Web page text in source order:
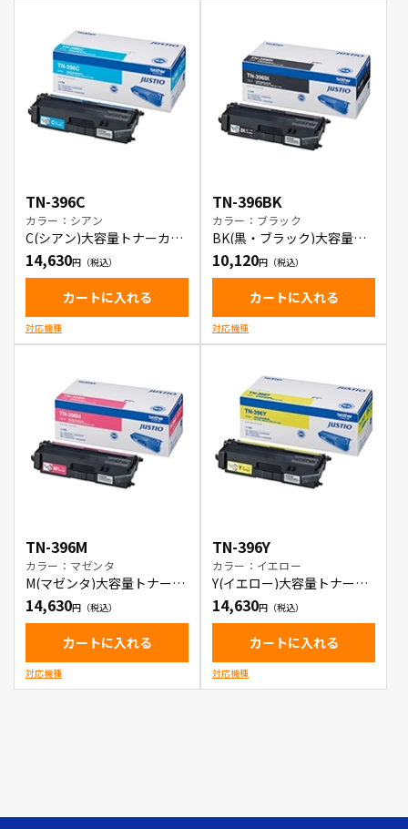
TN-396C
カラー：シアン
C(シアン)大容量トナーカー
トリッジ
14,630
カートに入れる
対応機種
TN-396BK
カラー：ブラック
BK(黒・ブラック)大容量ト
ナーカートリッジ
10,120
カートに入れる
対応機種
TN-396M
カラー：マゼンタ
M(マゼンタ)大容量トナーカ
ートリッジ
14,630
カートに入れる
対応機種
TN-396Y
カラー：イエロー
Y(イエロー)大容量トナーカ
ートリッジ
14,630
カートに入れる
対応機種